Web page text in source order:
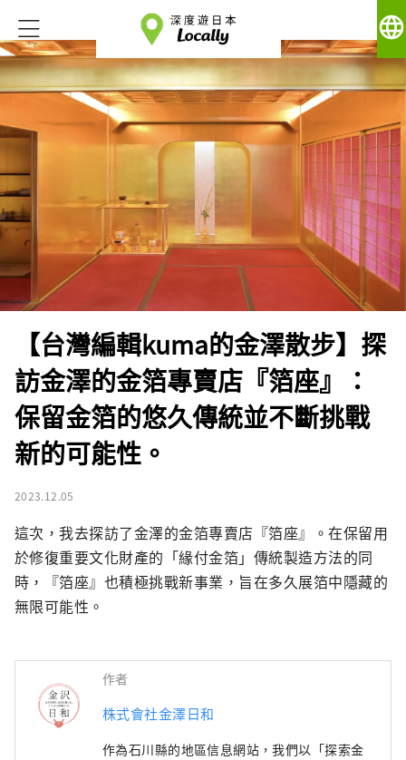
language
【台灣編輯kuma的金澤散步】探
訪金澤的金箔專賣店『箔座』：
保留金箔的悠久傳統並不斷挑戰
新的可能性。
2023.12.05
這次，我去探訪了金澤的金箔專賣店『箔座』。在保留用
於修復重要文化財產的「緣付金箔」傳統製造方法的同
時，『箔座』也積極挑戰新事業，旨在多久展箔中隱藏的
無限可能性。
作者
株式會社金澤日和
作為石川縣的地區信息網站，我們以「探索金